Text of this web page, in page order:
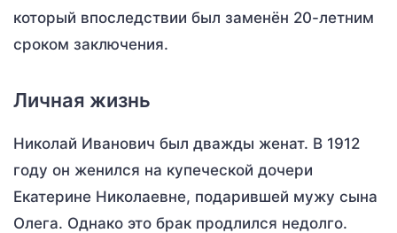
который впоследствии был заменён 20-летним
сроком заключения.
Личная жизнь
Николай Иванович был дважды женат. В 1912
году он женился на купеческой дочери
Екатерине Николаевне, подарившей мужу сына
Олега. Однако это брак продлился недолго.